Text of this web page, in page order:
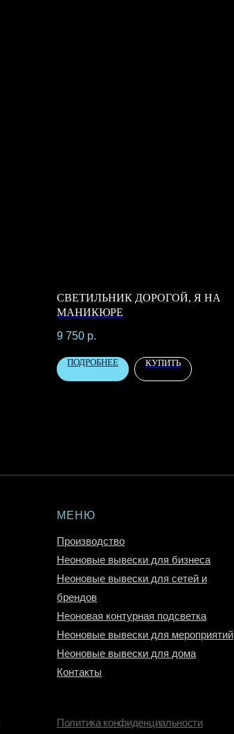
СВЕТИЛЬНИК ДОРОГОЙ, Я НА
МАНИКЮРЕ
9 750 р.
ПОДРОБНЕЕ КУПИТЬ
МЕНЮ
Производство
Неоновые вывески для бизнеса
Неоновые вывески для сетей и
брендов
Неоновая контурная подсветка
Неоновые вывески для мероприятий
Неоновые вывески для дома
Контакты
Политика конфиденциальности